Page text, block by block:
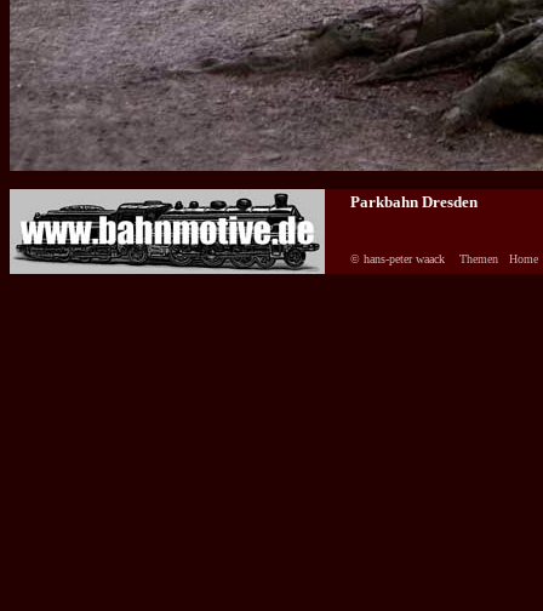
Parkbahn Dresden
© hans-peter waack Themen Home